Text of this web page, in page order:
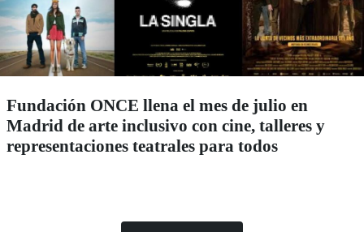
Fundación ONCE llena el mes de julio en
Madrid de arte inclusivo con cine, talleres y
representaciones teatrales para todos